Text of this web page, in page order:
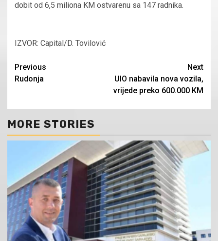
dobit od 6,5 miliona KM ostvarenu sa 147 radnika.
IZVOR: Capital/D. Tovilović
Continue
Reading
Previous
Rudonja
Next
UIO nabavila nova vozila,
vrijede preko 600.000 KM
MORE STORIES